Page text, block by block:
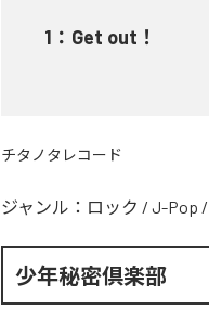
1 ： Get out！
チタノタレコード
ジャンル： ロック / J-Pop /
少年秘密倶楽部